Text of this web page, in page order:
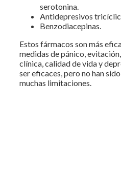
serotonina.
Antidepresivos
Benzodiacepinas.
Estos fármacos son más
medidas de pánico,
clínica, calidad de vida y
ser eficaces, pero no han
muchas limitaciones.